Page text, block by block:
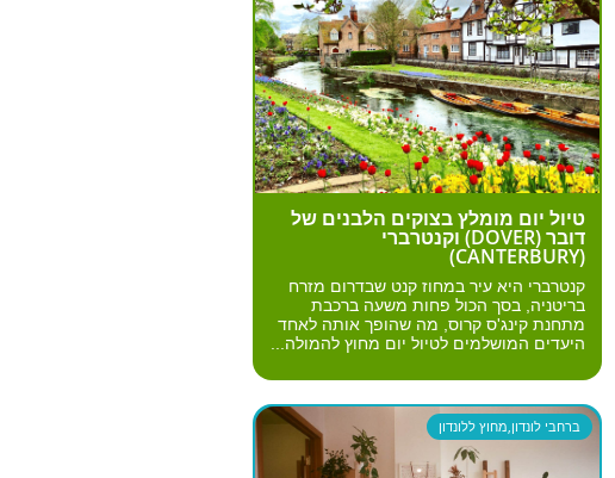
טיול יום מומלץ בצוקים הלבנים של
דובר (DOVER) וקנטרברי
(CANTERBURY)
קנטרברי היא עיר במחוז קנט שבדרום מזרח
בריטניה, בסך הכול פחות משעה ברכבת
מתחנת קינג'ס קרוס, מה שהופך אותה לאחד
היעדים המושלמים לטיול יום מחוץ להמולה...
ברחבי לונדון,מחוץ ללונדון